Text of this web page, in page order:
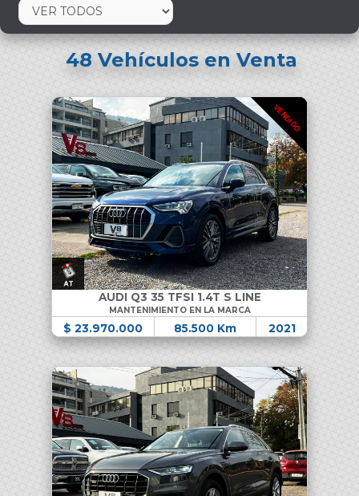
48Vehículos en Venta
VENDIDO
AUDI Q3 35 TFSI 1.4T S LINE
MANTENIMIENTO EN LA MARCA
$ 23.970.000 85.500 Km 2021